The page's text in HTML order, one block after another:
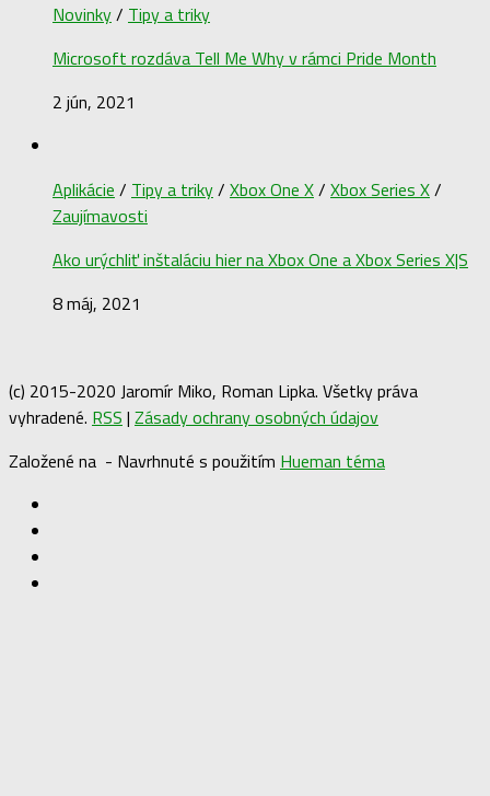
Novinky/ Tipy a triky
Microsoft rozdáva Tell Me Why v rámci Pride Month
2 jún, 2021
Aplikácie / Tipy a triky/ Xbox One X/ Xbox Series X/
Zaujímavosti
Ako urýchliť inštaláciu hier na Xbox One a Xbox Series X|S
8 máj, 2021
(c) 2015-2020 Jaromír Miko, Roman Lipka. Všetky práva
vyhradené. RSS | Zásady ochrany osobných údajov
Založené na - Navrhnuté s použitím Hueman téma